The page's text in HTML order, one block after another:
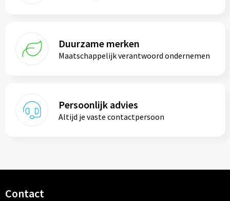
Duurzame merken
Maatschappelijk verantwoord ondernemen
Persoonlijk advies
Altijd je vaste contactpersoon
Contact